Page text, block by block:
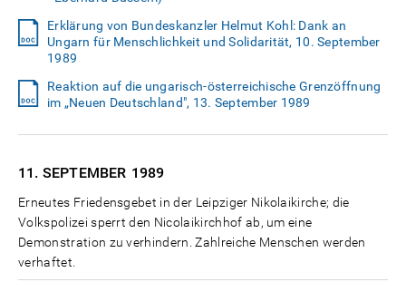
Erklärung von Bundeskanzler Helmut Kohl: Dank an
Ungarn für Menschlichkeit und Solidarität, 10. September
1989
Reaktion auf die ungarisch-österreichische Grenzöffnung
im „Neuen Deutschland", 13. September 1989
11. SEPTEMBER 1989
Erneutes Friedensgebet in der Leipziger Nikolaikirche; die
Volkspolizei sperrt den Nicolaikirchhof ab, um eine
Demonstration zu verhindern. Zahlreiche Menschen werden
verhaftet.